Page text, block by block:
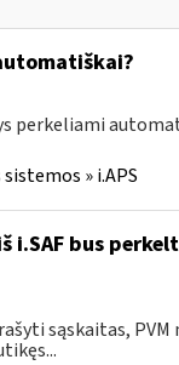
perkeliami
» i.APS
bus
sąskaitas,